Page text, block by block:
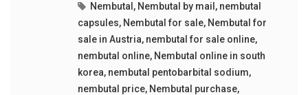
Nembutal , Nembutal by mail , nembutal
capsules, Nembutal for sale, Nembutal for
sale in Austria, nembutal for sale online,
nembutal online, Nembutal online in south
korea, nembutal pentobarbital sodium,
nembutal price, Nembutal purchase,